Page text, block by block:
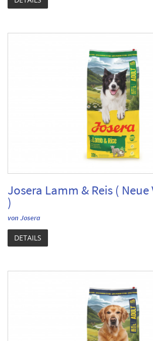
Josera Lamm & Reis (
)
von Josera
DETAILS